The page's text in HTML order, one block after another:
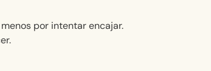
por intentar encajar.